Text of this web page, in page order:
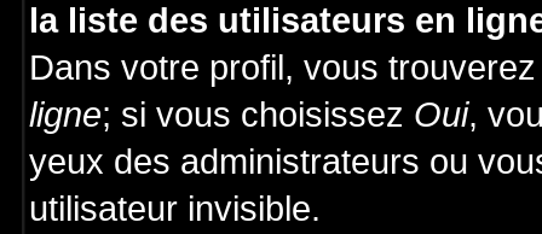
la liste des utilisateurs en
Dans votre profil, vous
ligne; si vous choisissez Oui,
yeux des administrateurs ou
utilisateur invisible.